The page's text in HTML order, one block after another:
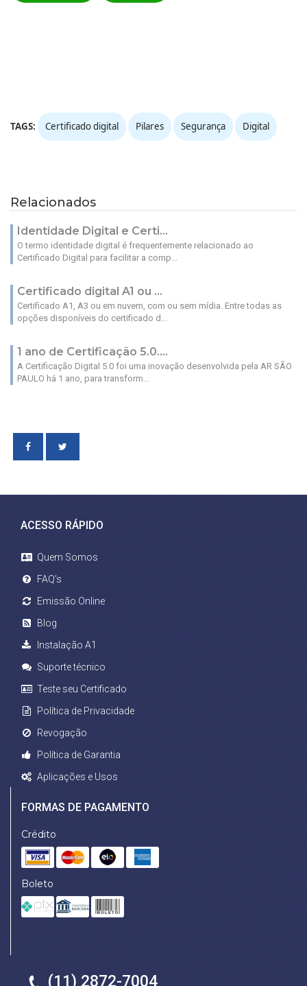
TAGS: Certificado digital Pilares Segurança Digital
Relacionados
Identidade Digital e Certi...
O termo identidade digital é frequentemente relacionado ao
Certificado Digital para facilitar a comp...
Certificado digital A1 ou ...
Certificado A1, A3 ou em nuvem, com ou sem mídia. Entre todas as
opções disponíveis do certificado d...
1 ano de Certificação 5.0....
A Certificação Digital 5.0 foi uma inovação desenvolvida pela AR SÃO
PAULO há 1 ano, para transform...
ACESSO RÁPIDO
Quem Somos
FAQ’s
Emissão Online
Blog
Instalação A1
Suporte técnico
Teste seu Certificado
Política de Privacidade
Revogação
Política de Garantia
Aplicações e Usos
FORMAS DE PAGAMENTO
Crédito
Boleto
(11) 2872-7004